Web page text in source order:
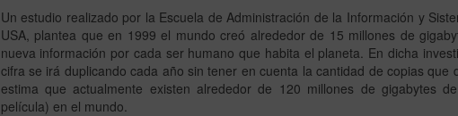
Un estudio realizado por la Escuela de Administración de la Información y
USA, plantea que en 1999 el mundo creó alrededor de 15 millones de
nueva información por cada ser humano que habita el planeta. En dicha
cifra se irá duplicando cada año sin tener en cuenta la cantidad de copias
estima que actualmente existen alrededor de 120 millones de gigabytes
película) en el mundo.